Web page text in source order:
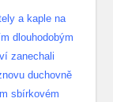
a kaple na
dlouhodobým
zanechali
duchovně
sbírkovém